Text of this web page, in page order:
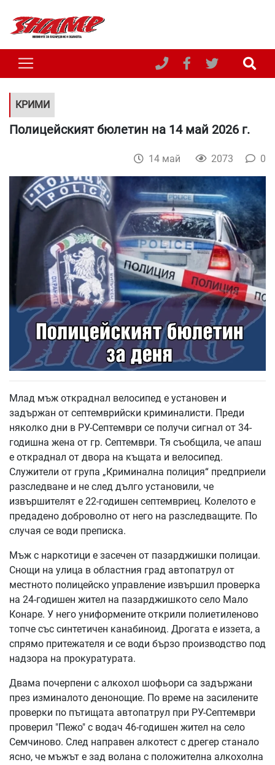
КРИМИ
Полицейският бюлетин на 14 май 2026 г.
14 май 2073 0
Млад мъж откраднал велосипед е установен и
задържан от септемврийски криминалисти. Преди
няколко дни в РУ-Септември се получи сигнал от 34-
годишна жена от гр. Септември. Тя съобщила, че апаш
е откраднал от двора на къщата и велосипед.
Служители от група „Криминална полиция“ предприели
разследване и не след дълго установили, че
извършителят е 22-годишен септемвриец. Колелото е
предадено доброволно от него на разследващите. По
случая се води преписка.
Мъж с наркотици е засечен от пазарджишки полицаи.
Снощи на улица в областния град автопатрул от
местното полицейско управление извършил проверка
на 24-годишен жител на пазарджишкото село Мало
Конаре. У него униформените открили полиетиленово
топче със синтетичен канабиноид. Дрогата е иззета, а
спрямо притежателя и се води бързо производство под
надзора на прокуратурата.
Двама почерпени с алкохол шофьори са задържани
през изминалото денонощие. По време на засилените
проверки по пътищата автопатрул при РУ-Септември
проверил "Пежо" с водач 46-годишен жител на село
Семчиново. След направен алкотест с дрегер станало
ясно, че мъжът е зад волана с положителна алкохолна